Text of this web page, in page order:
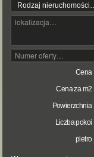
Rodzaj nieruchomości…
Cena
Cena za m2
Powierzchnia
Liczba pokoi
pietro